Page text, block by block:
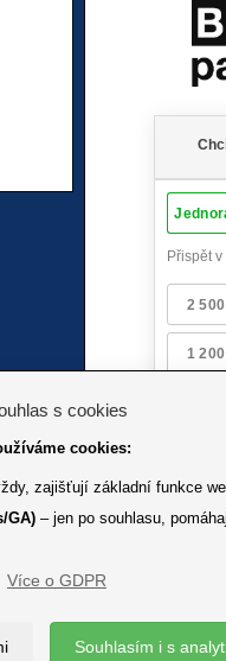
K
s cookies
cookies:
zajišťují základní funkce
GA) – jen po souhlasu,
Více o GDPR
Souhlasím i s